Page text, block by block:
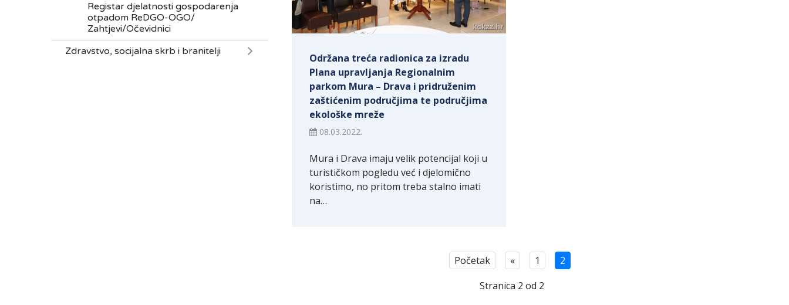
Registar djelatnosti gospodarenja
otpadom ReDGO-OGO/
Zahtjevi/Očevidnici
Zdravstvo, socijalna skrb i branitelji
Održana treća radionica za izradu
Plana upravljanja Regionalnim
parkom Mura – Drava i pridruženim
zaštićenim područjima te područjima
ekološke mreže
08.03.2022.
Mura i Drava imaju velik potencijal koji u
turističkom pogledu već i djelomično
koristimo, no pritom treba stalno imati
na…
Početak « 1
2
Stranica 2 od 2